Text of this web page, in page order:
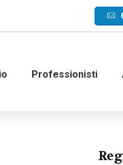
Professionisti